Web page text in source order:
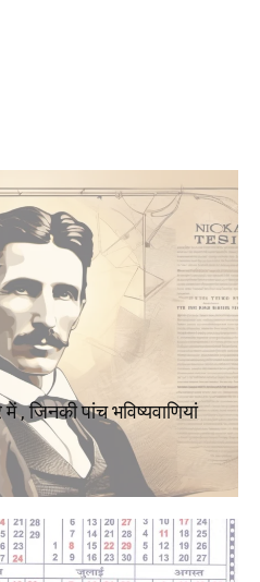
, जिनकी पांच भविष्यवाणियां